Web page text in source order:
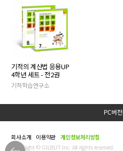
기적의 계산법 응용UP
4학년 세트 - 전2권
기적학습연구소
PC버전
회사소개 이용약관
개인정보처리방침
Copyright © GILBUT Inc. All rights reserved.